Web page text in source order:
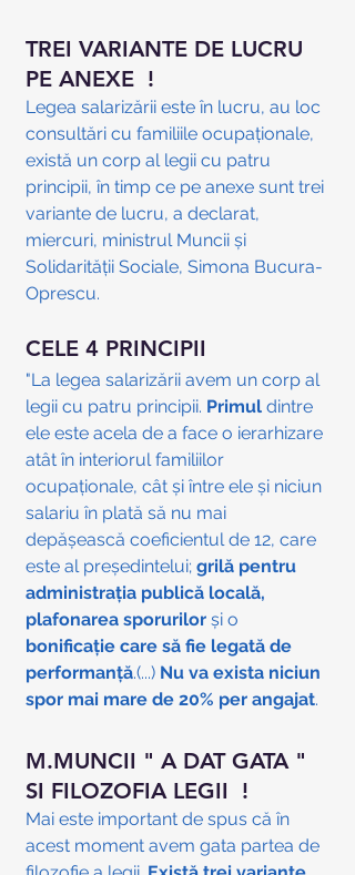
TREI VARIANTE DE LUCRU
PE ANEXE  !
Legea salarizării este în lucru, au loc
consultări cu familiile ocupaţionale,
există un corp al legii cu patru
principii, în timp ce pe anexe sunt trei
variante de lucru, a declarat,
miercuri, ministrul Muncii şi
Solidarităţii Sociale, Simona Bucura-
Oprescu.
CELE 4 PRINCIPII
"La legea salarizării avem un corp al
legii cu patru principii. Primul dintre
ele este acela de a face o ierarhizare
atât în interiorul familiilor
ocupaţionale, cât şi între ele şi niciun
salariu în plată să nu mai
depăşească coeficientul de 12, care
este al preşedintelui; grilă pentru
administraţia publică locală,
plafonarea sporurilor şi o
bonificaţie care să fie legată de
performanţă.(...) Nu va exista niciun
spor mai mare de 20% per angajat.
M.MUNCII " A DAT GATA "
SI FILOZOFIA LEGII  !
Mai este important de spus că în
acest moment avem gata partea de